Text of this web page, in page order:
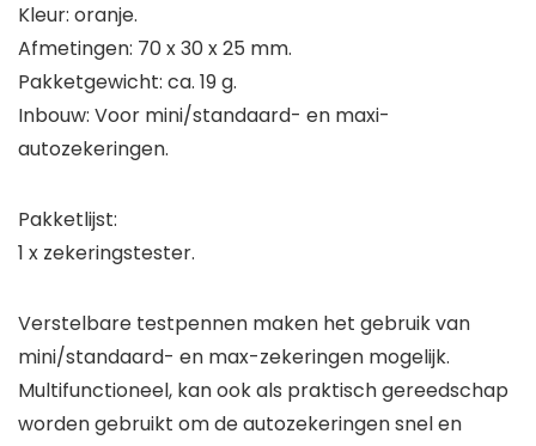
Kleur: oranje.
Afmetingen: 70 x 30 x 25 mm.
Pakketgewicht: ca. 19 g.
Inbouw: Voor mini/standaard- en maxi-
autozekeringen.
Pakketlijst:
1 x zekeringstester.
Verstelbare testpennen maken het gebruik van
mini/standaard- en max-zekeringen mogelijk.
Multifunctioneel, kan ook als praktisch gereedschap
worden gebruikt om de autozekeringen snel en